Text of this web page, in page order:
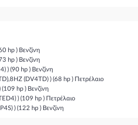
hp ) Βενζίνη
hp ) Βενζίνη
) (90 hp ) Βενζίνη
(DV4TD) ) (68 hp ) Πετρέλαιο
hp ) Βενζίνη
) (109 hp ) Πετρέλαιο
) (122 hp ) Βενζίνη